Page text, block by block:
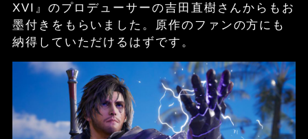
XVI』のプロデューサーの吉田直樹さんからもお
墨付きをもらいました。原作のファンの方にも
納得していただけるはずです。